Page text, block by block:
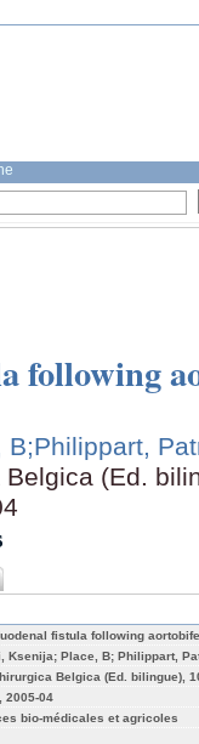
following
B;Philippart,
(Ed.
fistula following
Ksenija; Place, B; Philippart,
Belgica (Ed. bilingue),
2005-04
bio-médicales et agricoles